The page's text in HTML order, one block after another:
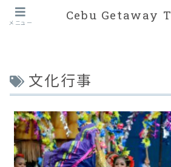
文化行事
メニュー
Cebu Getaway